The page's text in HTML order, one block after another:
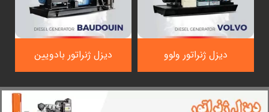
دیزل ژنراتور ولوو دیزل ژنراتور بادویین